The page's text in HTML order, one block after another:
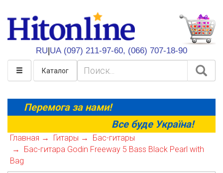
RU|UA (097) 211-97-60, (066) 707-18-90
HitOnline
Каталог
Перемога за нами!
Все буде Україна!
Главная Гитары
Бас-гитары
Бас-гитара Godin Freeway 5 Bass Black Pearl with
Bag